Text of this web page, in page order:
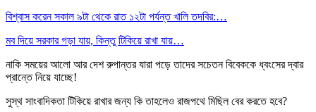
বিশ্বাস করেন সকাল ৯টা থেকে রাত ১২টা পর্যন্ত খালি তদবির:…
মব দিয়ে সরকার গড়া যায়, কিন্তু টিকিয়ে রাখা যায়…
নাকি সময়ের আলো আর দেশ রুপান্তর যারা পড়ে তাদের সচেতন বিবেককে ধ্বংসের দ্বার
প্রান্তে নিয়ে যাচ্ছে!
সুস্থ সাংবাদিকতা টিকিয়ে রাখার জন্য কি তাহলেও রাজপথে মিছিল বের করতে হবে?